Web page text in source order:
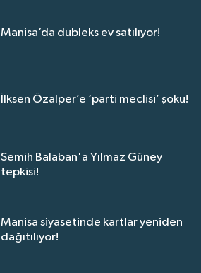
Manisa’da dubleks ev satılıyor!
İlksen Özalper’e ‘parti meclisi’ şoku!
Semih Balaban'a Yılmaz Güney
tepkisi!
Manisa siyasetinde kartlar yeniden
dağıtılıyor!